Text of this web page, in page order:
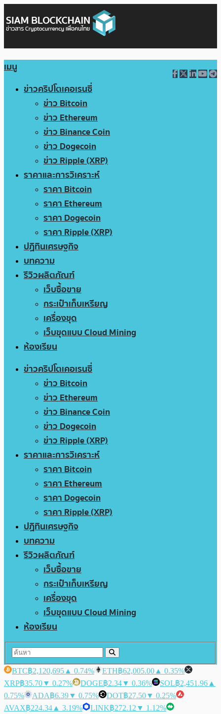
เมนู
ข่าวคริปโตเคอเรนซี่
ข่าว Bitcoin
ข่าว Ethereum
ข่าว Binance Coin
ข่าว Dogecoin
ข่าว Ripple (XRP)
ราคาและการวิเคราะห์
ราคา Bitcoin
ราคา Ethereum
ราคา Dogecoin
ราคา Ripple (XRP)
ปฏิทินเศรษฐกิจ
บทความ
รีวิวผลิตภัณฑ์
เว็บซื้อขาย
กระเป๋าเก็บเหรียญ
เครื่องขุด
เว็บขุดแบบ Cloud Mining
ห้องเรียน
ข่าวคริปโตเคอเรนซี่
ข่าว Bitcoin
ข่าว Ethereum
ข่าว Binance Coin
ข่าว Dogecoin
ข่าว Ripple (XRP)
ราคาและการวิเคราะห์
ราคา Bitcoin
ราคา Ethereum
ราคา Dogecoin
ราคา Ripple (XRP)
ปฏิทินเศรษฐกิจ
บทความ
รีวิวผลิตภัณฑ์
เว็บซื้อขาย
กระเป๋าเก็บเหรียญ
เครื่องขุด
เว็บขุดแบบ Cloud Mining
ห้องเรียน
BTC฿2,120,695 ▲ 0.74% ETH฿62,005.00 ▲ 0.35%
XRP฿35.70▼ 0.27% DOGE฿2.34▼ 0.36% SOL฿2,451.96 ▲
0.75%
ADA฿6.39▼ 0.75% DOT฿27.50▼ 0.25%
AVAX฿224.34 ▲ 3.19% LINK฿272.12 ▼ 1.12%